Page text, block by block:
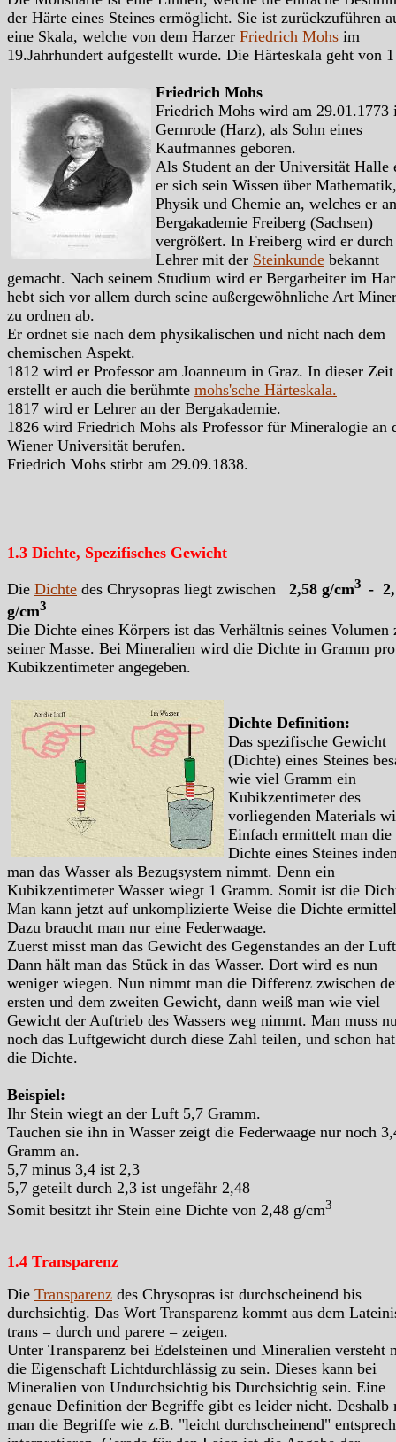
der Härte eines Steines ermöglicht. Sie ist zurückzuführen
eine Skala, welche von dem Harzer Friedrich Mohs im
19.Jahrhundert aufgestellt wurde. Die Härteskala geht von
Friedrich Mohs
Friedrich Mohs wird am 29.01.1773
Gernrode (Harz), als Sohn eines
Kaufmannes geboren.
Als Student an der Universität Halle
er sich sein Wissen über Mathematik,
Physik und Chemie an, welches er
Bergakademie Freiberg (Sachsen)
vergrößert. In Freiberg wird er durch
Lehrer mit der Steinkunde bekannt
gemacht. Nach seinem Studium wird er Bergarbeiter im
hebt sich vor allem durch seine außergewöhnliche Art
zu ordnen ab.
Er ordnet sie nach dem physikalischen und nicht nach dem
chemischen Aspekt.
1812 wird er Professor am Joanneum in Graz. In dieser Zeit
erstellt er auch die berühmte mohs'sche Härteskala.
1817 wird er Lehrer an der Bergakademie.
1826 wird Friedrich Mohs als Professor für Mineralogie an
Wiener Universität berufen.
Friedrich Mohs stirbt am 29.09.1838.
1.3 Dichte, Spezifisches Gewicht
Die Dichte des Chrysopras liegt zwischen 2,58 g/cm3 -
g/cm3
Die Dichte eines Körpers ist das Verhältnis seines Volumen
seiner Masse. Bei Mineralien wird die Dichte in Gramm pro
Kubikzentimeter angegeben.
Dichte Definition:
Das spezifische Gewicht
(Dichte) eines Steines
wie viel Gramm ein
Kubikzentimeter des
vorliegenden Materials
Einfach ermittelt man die
Dichte eines Steines
man das Wasser als Bezugsystem nimmt. Denn ein
Kubikzentimeter Wasser wiegt 1 Gramm. Somit ist die
Man kann jetzt auf unkomplizierte Weise die Dichte
Dazu braucht man nur eine Federwaage.
Zuerst misst man das Gewicht des Gegenstandes an der
Dann hält man das Stück in das Wasser. Dort wird es nun
weniger wiegen. Nun nimmt man die Differenz zwischen
ersten und dem zweiten Gewicht, dann weiß man wie viel
Gewicht der Auftrieb des Wassers weg nimmt. Man muss
noch das Luftgewicht durch diese Zahl teilen, und schon
die Dichte.
Beispiel:
Ihr Stein wiegt an der Luft 5,7 Gramm.
Tauchen sie ihn in Wasser zeigt die Federwaage nur noch
Gramm an.
5,7 minus 3,4 ist 2,3
5,7 geteilt durch 2,3 ist ungefähr 2,48
Somit besitzt ihr Stein eine Dichte von 2,48 g/cm3
1.4 Transparenz
Die Transparenz des Chrysopras ist durchscheinend bis
durchsichtig. Das Wort Transparenz kommt aus dem
trans = durch und parere = zeigen.
Unter Transparenz bei Edelsteinen und Mineralien versteht
die Eigenschaft Lichtdurchlässig zu sein. Dieses kann bei
Mineralien von Undurchsichtig bis Durchsichtig sein. Eine
genaue Definition der Begriffe gibt es leider nicht. Deshalb
man die Begriffe wie z.B. "leicht durchscheinend"